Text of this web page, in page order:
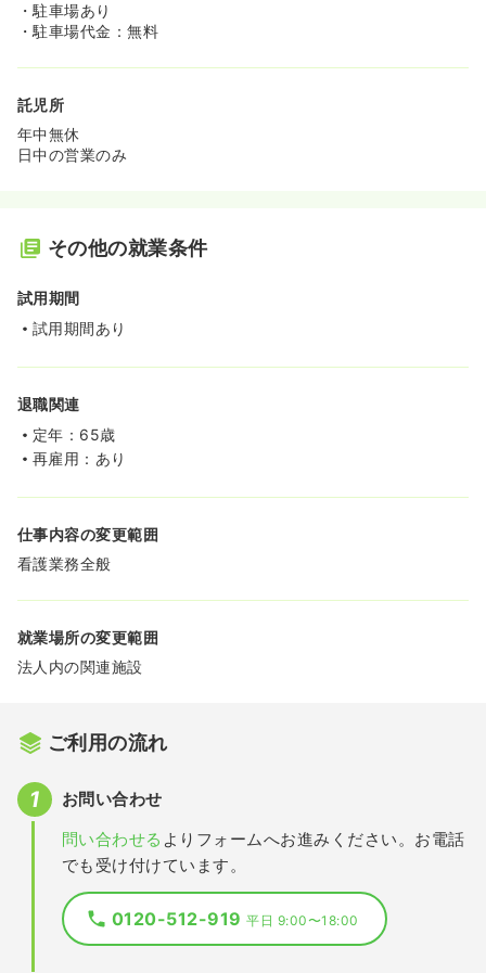
・駐車場あり
・駐車場代金：無料
託児所
年中無休
日中の営業のみ
その他の就業条件
試用期間
試用期間あり
退職関連
定年：65歳
再雇用：あり
仕事内容の変更範囲
看護業務全般
就業場所の変更範囲
法人内の関連施設
ご利用の流れ
お問い合わせ
問い合わせる よりフォームへお進みください。お電話
でも受け付けています。
0120-512-919平日 9:00〜18:00